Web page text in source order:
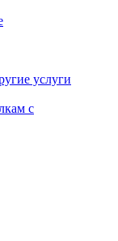
услуги
с